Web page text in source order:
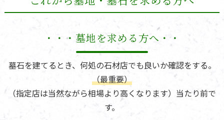
・・・墓地を求める方へ・・
墓石を建てるとき、何処の石材店でも良いか確認をする。
（最重要）
（指定店は当然ながら相場より高くなります）当たり前で
す。